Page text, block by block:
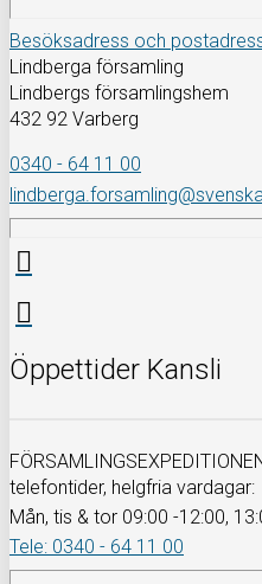
Besöksadress och
Lindberga församling
Lindbergs församlingshem
432 92 Varberg
0340 - 64 11 00
Öppettider Kansli
telefontider, helgfria vardagar:
Mån, tis & tor 09:00 -12:00,
Tele: 0340 - 64 11 00